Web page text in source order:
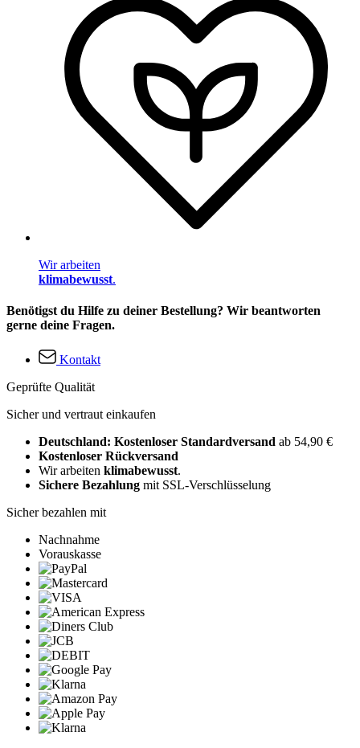
Wir arbeiten
klimabewusst.
Benötigst du Hilfe zu deiner Bestellung? Wir beantworten
gerne deine Fragen.
Kontakt
Geprüfte Qualität
Sicher und vertraut einkaufen
Deutschland: Kostenloser Standardversand ab 54,90 €
Kostenloser Rückversand
Wir arbeiten klimabewusst.
Sichere Bezahlung mit SSL-Verschlüsselung
Sicher bezahlen mit
Nachnahme
Vorauskasse